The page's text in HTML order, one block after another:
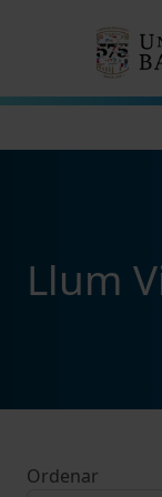
Llum
Ordenar